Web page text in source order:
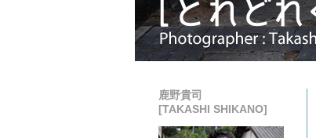
鹿野貴司
[TAKASHI SHIKANO]